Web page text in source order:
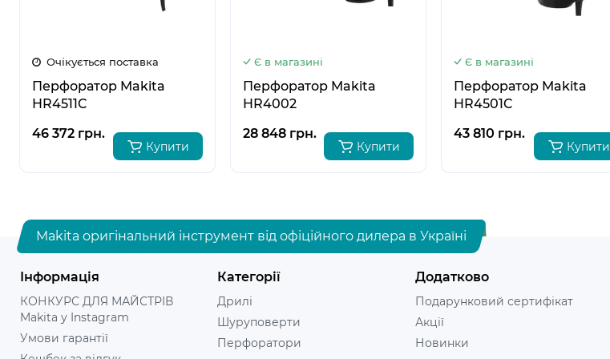
Очікується поставка
Перфоратор Makita
HR4511C
46 372 грн.
Купити
Є в магазині
Перфоратор Makita
HR4002
28 848 грн.
Купити
Є в магазині
Перфоратор Makita
HR4501C
43 810 грн.
Купити
Makita оригінальний інструмент від офіційного дилера в Україні
Інформація
КОНКУРС ДЛЯ МАЙСТРІВ
Makita у Instagram
Умови гарантії
Категорії
Дрилі
Шуруповерти
Перфоратори
Додатково
Подарунковий сертифікат
Акції
Новинки